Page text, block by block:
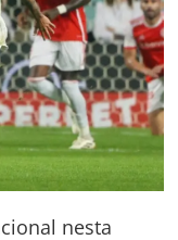
nesta